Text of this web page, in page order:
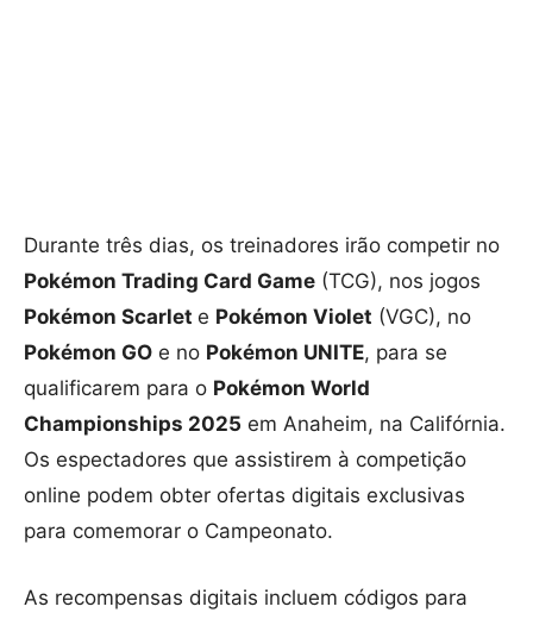
Durante três dias, os treinadores irão competir no
Pokémon Trading Card Game (TCG), nos jogos
Pokémon Scarlet e Pokémon Violet (VGC), no
Pokémon GO e no Pokémon UNITE, para se
qualificarem para o Pokémon World
Championships 2025 em Anaheim, na Califórnia.
Os espectadores que assistirem à competição
online podem obter ofertas digitais exclusivas
para comemorar o Campeonato.
As recompensas digitais incluem códigos para